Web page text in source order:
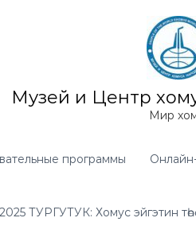
Музей и Центр
Мир
программы
ТУРГУТУК: Хомус эйгэтин